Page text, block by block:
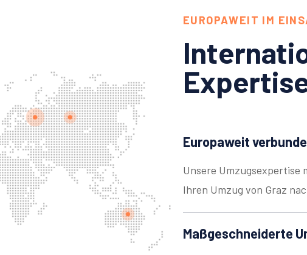
EUROPAWEIT IM
Europaweit
Unsere
Ihren Umzug von Graz
Maßgeschneiderte